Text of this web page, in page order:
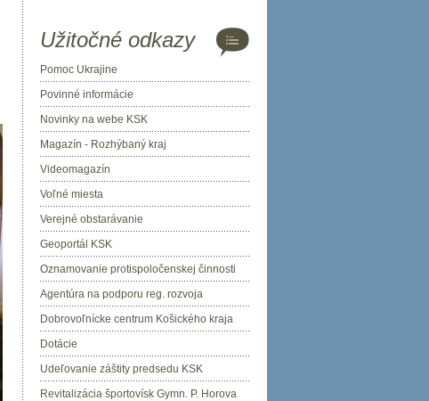
Užitočné odkazy
Pomoc Ukrajine
Povinné informácie
Novinky na webe KSK
Magazín - Rozhýbaný kraj
Videomagazín
Voľné miesta
Verejné obstarávanie
Geoportál KSK
Oznamovanie protispoločenskej činnosti
Agentúra na podporu reg. rozvoja
Dobrovoľnícke centrum Košického kraja
Dotácie
Udeľovanie záštity predsedu KSK
Revitalizácia športovísk Gymn. P. Horova